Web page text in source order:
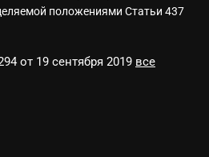
положениями Статьи 437
от 19 сентября 2019 все